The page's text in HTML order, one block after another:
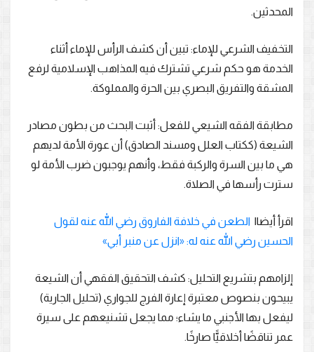
المحدثين.
التخفيف الشرعي للإماء: تبين أن كشف الرأس للإماء أثناء
الخدمة هو حكم شرعي تشترك فيه المذاهب الإسلامية لرفع
المشقة والتفريق البصري بين الحرة والمملوكة.
مطابقة الفقه الشيعي للفعل: أثبت البحث من بطون مصادر
الشيعة (ككتاب العلل ومسند الصادق) أن عورة الأمة لديهم
هي ما بين السرة والركبة فقط، وأنهم يوجبون ضرب الأمة لو
سترت رأسها في الصلاة.
اقرأ أيضا| الطعن في خلافة الفاروق رضي الله عنه لقول
الحسين رضي الله عنه له: «انزل عن منبر أبي»
إلزامهم بتشريع التحليل: كشف التحقيق الفقهي أن الشيعة
يبيحون بنصوص معتبرة إعارة الفرج للجواري (تحليل الجارية)
ليفعل بها الأجنبي ما يشاء؛ مما يجعل تشنيعهم على سيرة
عمر تناقضًا أخلاقيًّا صارخًا.